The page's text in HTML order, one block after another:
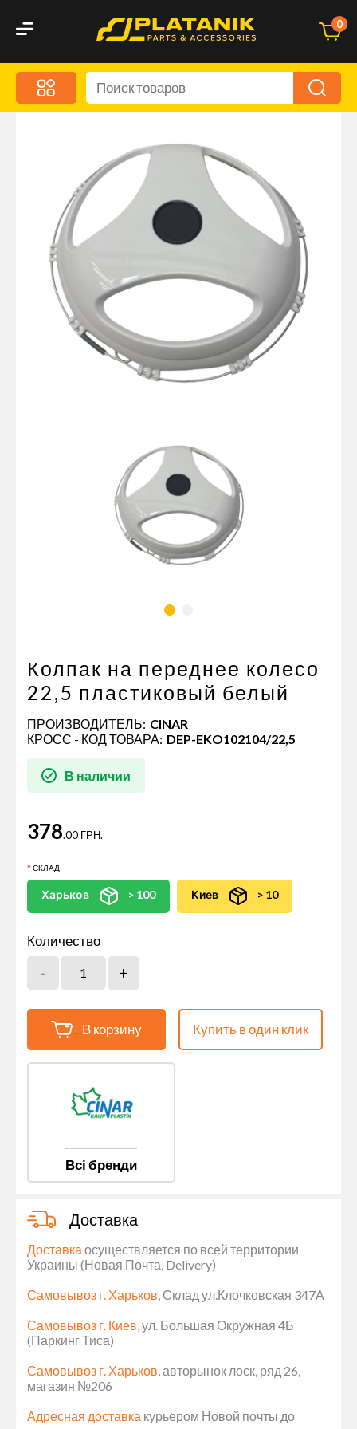
0
Меню
Акционные предложения
Дорожная кухня
Автохимия и уход
Оптика и светотехника
Брызговики
Запчасти кузова и зеркала
Малый коммерческий транспорт
Маркировочные знаки и светоотражатели
Пневматические соединения
Оснащение прицепов
Автономное отопление и
кондиционировани
Стяжные ремни и тросы
Колпак на переднее колесо
22,5 пластиковый белый
ПРОИЗВОДИТЕЛЬ: CINAR
КРОСС - КОД ТОВАРА: DEP-EKO102104/22,5
В наличии
378.00 ГРН.
СКЛАД
Харьков > 100 Киев > 10
Количество
В корзину Купить в один клик
Всі бренди
Доставка
Доставка осуществляется по всей территории
Украины (Новая Почта, Delivery)
Самовывоз г. Харьков, Склад ул.Клочковская 347А
Самовывоз г. Киев, ул. Большая Окружная 4Б
(Паркинг Тиса)
Самовывоз г. Харьков, авторынок лоск, ряд 26,
магазин №206
Адресная доставка курьером Новой почты до